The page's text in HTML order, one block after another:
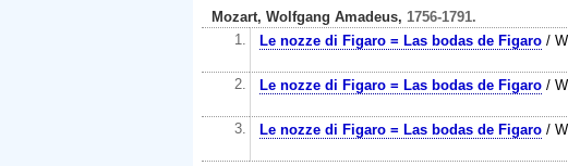
Mozart, Wolfgang Amadeus, 1756-1791.
1.
Le nozze di Figaro = Las bodas de Figaro/
2.
Le nozze di Figaro = Las bodas de Figaro/
3.
Le nozze di Figaro = Las bodas de Figaro/